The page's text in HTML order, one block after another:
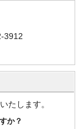
3912
たします。
か？